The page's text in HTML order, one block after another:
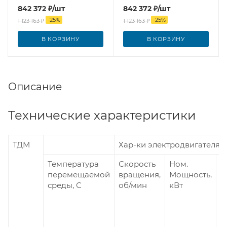
842 372 ₽/шт
1 123 163₽ -25%
В КОРЗИНУ
842 372 ₽/шт
1 123 163₽ -25%
В КОРЗИНУ
Описание
Технические характеристики
ТДМ
Хар-ки электродвигателя
Температура
перемещаемой
среды, С
Скорость
вращения,
об/мин
Ном.
Мощность,
кВт